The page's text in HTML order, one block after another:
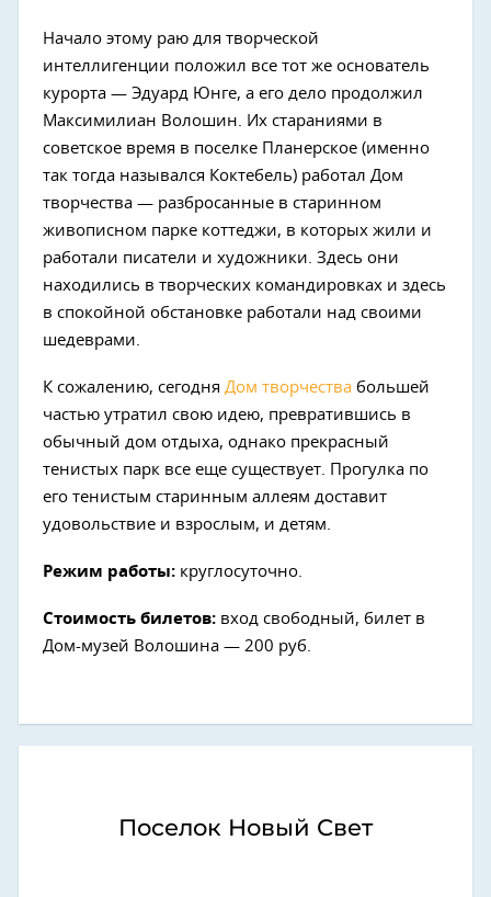
Начало этому раю для творческой
интеллигенции положил все тот же основатель
курорта — Эдуард Юнге, а его дело продолжил
Максимилиан Волошин. Их стараниями в
советское время в поселке Планерское (именно
так тогда назывался Коктебель) работал Дом
творчества — разбросанные в старинном
живописном парке коттеджи, в которых жили и
работали писатели и художники. Здесь они
находились в творческих командировках и здесь
в спокойной обстановке работали над своими
шедеврами.
К сожалению, сегодня Дом творчества большей
частью утратил свою идею, превратившись в
обычный дом отдыха, однако прекрасный
тенистых парк все еще существует. Прогулка по
его тенистым старинным аллеям доставит
удовольствие и взрослым, и детям.
Режим работы: круглосуточно.
Стоимость билетов: вход свободный, билет в
Дом-музей Волошина — 200 руб.
Поселок Новый Свет